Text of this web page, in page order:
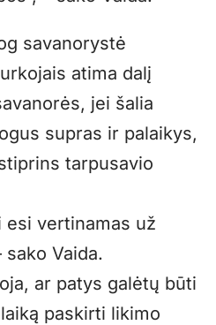
savanorystė
atima dalį
jei šalia
supras ir palaikys,
tarpusavio
esi vertinamas už
sako Vaida.
ar patys galėtų būti
paskirti likimo